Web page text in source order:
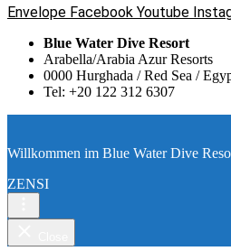
Envelope Facebook Youtube
Blue Water Dive Resort
Arabella/Arabia Azur Resorts
0000 Hurghada / Red Sea /
Tel: +20 122 312 6307
Willkommen im Blue Water Dive
ZENSI